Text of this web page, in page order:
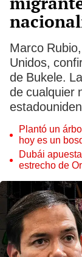
Marco
Unidos,
de Bukele.
de cualquier
Plantó un
hoy es un
Parque de
Dubái
estrecho de